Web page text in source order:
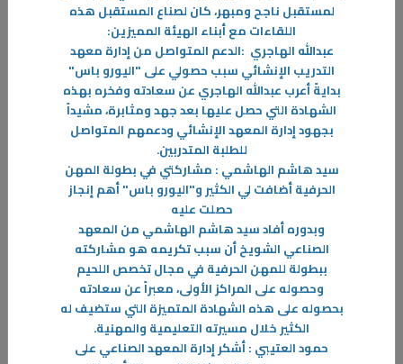
الإستراتيجية العامة للدفاع المدني والإخلاء
تسعى دولة الكويت كبقية دول العالم لتوحيد جهود أجهزتها المعنية لتحقيق
الحماية المدنية للأفراد والممتلكات العامة والخاصة
لمستقبل ناجح ومبهر، كان لصناع المستقبل هذه
اللقاءات مع أبناء الهيئة المميزين:
عبدالله الهاجري :الدعم المتواصل من إدارة معهد
التدريب الإنشائي سبب حصولي على "اليورو باس"
بدايةً أعرب عبدالله الهاجري عن سعادته وفخره بهذه
الشهادة التي حصل عليها بعد جهد ومثابرة، مشيداً
بجهود إدارة المعهد الإنشائي ودعمهم المتواصل
للطلبة المتدربين.
سيد هاشم الهاشمي : مشاركتي في بطولة المهن
الحرفية أضافت لي الكثير و"اليورو باس" أهم إنجاز
حصلت عليه
وبدوره أفاد سيد هاشم الهاشمي من المعهد
الصناعي الشويخ أن سبب تكريمه هو مشاركته
ببطولة للمهن الحرفية في مجال تخصص اللحيم
وحصوله على المراكز الأولى، معبراً عن سعادته
بحصوله على هذه الشهادة المتميزة التي ستضيف له
الكثير خلال مسيرته التعليمية والمهنية.
حمود العتيبي : أشكر إدارة المعهد الصناعي على